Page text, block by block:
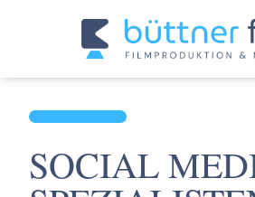
BACK TO ALL
SOCIAL